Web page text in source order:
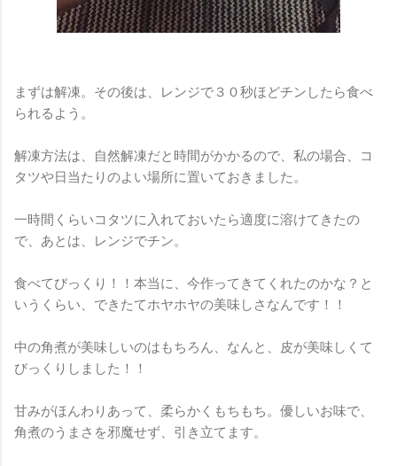
まずは解凍。その後は、レンジで３０秒ほどチンしたら食べ
られるよう。
解凍方法は、自然解凍だと時間がかかるので、私の場合、コ
タツや日当たりのよい場所に置いておきました。
一時間くらいコタツに入れておいたら適度に溶けてきたの
で、あとは、レンジでチン。
食べてびっくり！！本当に、今作ってきてくれたのかな？と
いうくらい、できたてホヤホヤの美味しさなんです！！
中の角煮が美味しいのはもちろん、なんと、皮が美味しくて
びっくりしました！！
甘みがほんわりあって、柔らかくもちもち。優しいお味で、
角煮のうまさを邪魔せず、引き立てます。